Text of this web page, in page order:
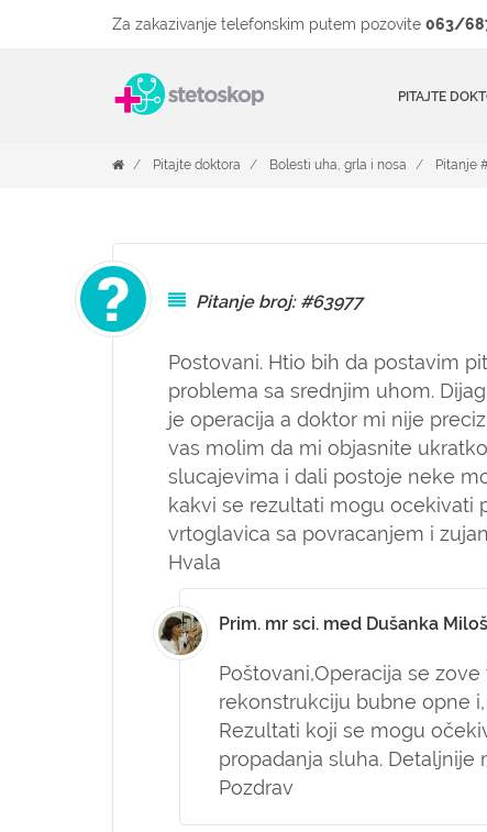
Za zakazivanje telefonskim putem pozovite 063/
PITAJTE
Pitajte doktora Bolesti uha, grla i nosa Pitanje
Pitanje broj: #63977
Postovani. Htio bih da postavim
problema sa srednjim uhom.
je operacija a doktor mi nije
vas molim da mi objasnite
slucajevima i dali postoje neke
kakvi se rezultati mogu ocekivati
vrtoglavica sa povracanjem i
Hvala
Prim. mr sci. med Dušanka
Poštovani,Operacija se
rekonstrukciju bubne opne
Rezultati koji se mogu
propadanja sluha. Detaljnije
Pozdrav